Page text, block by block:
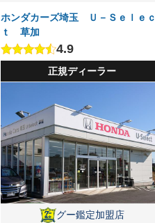
ホンダカーズ埼玉 Ｕ－Ｓｅｌｅｃ
ｔ 草加
4.9
正規ディーラー
グー鑑定加盟店